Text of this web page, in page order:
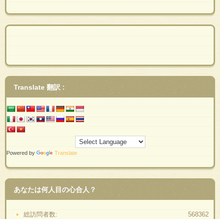
Translate 翻訳 :
Powered by Translate
あなたは何人目の心合人？
568362
総訪問者数: